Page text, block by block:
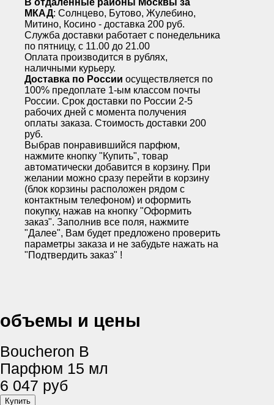
В отдаленные районы Москвы за
МКАД: Солнцево, Бутово, Жулебино,
Митино, Косино - доставка 200 руб.
Служба доставки работает с понедельника
по пятницу, с 11.00 до 21.00
Оплата производится в рублях,
наличными курьеру.
Доставка по России осуществляется по
100% предоплате 1-ым классом почты
России. Срок доставки по России 2-5
рабочих дней с момента получения
оплаты заказа. Стоимость доставки 200
руб.
Выбрав понравившийся парфюм,
нажмите кнопку "Купить", товар
автоматически добавится в корзину. При
желании можно сразу перейти в корзину
(блок корзины расположен рядом с
контактным телефоном) и оформить
покупку, нажав на кнопку "Оформить
заказ". Заполнив все поля, нажмите
"Далее", Вам будет предложено проверить
параметры заказа и не забудьте нажать на
"Подтвердить заказ" !
объемы и цены
Boucheron B
Парфюм 15 мл
6 047 руб